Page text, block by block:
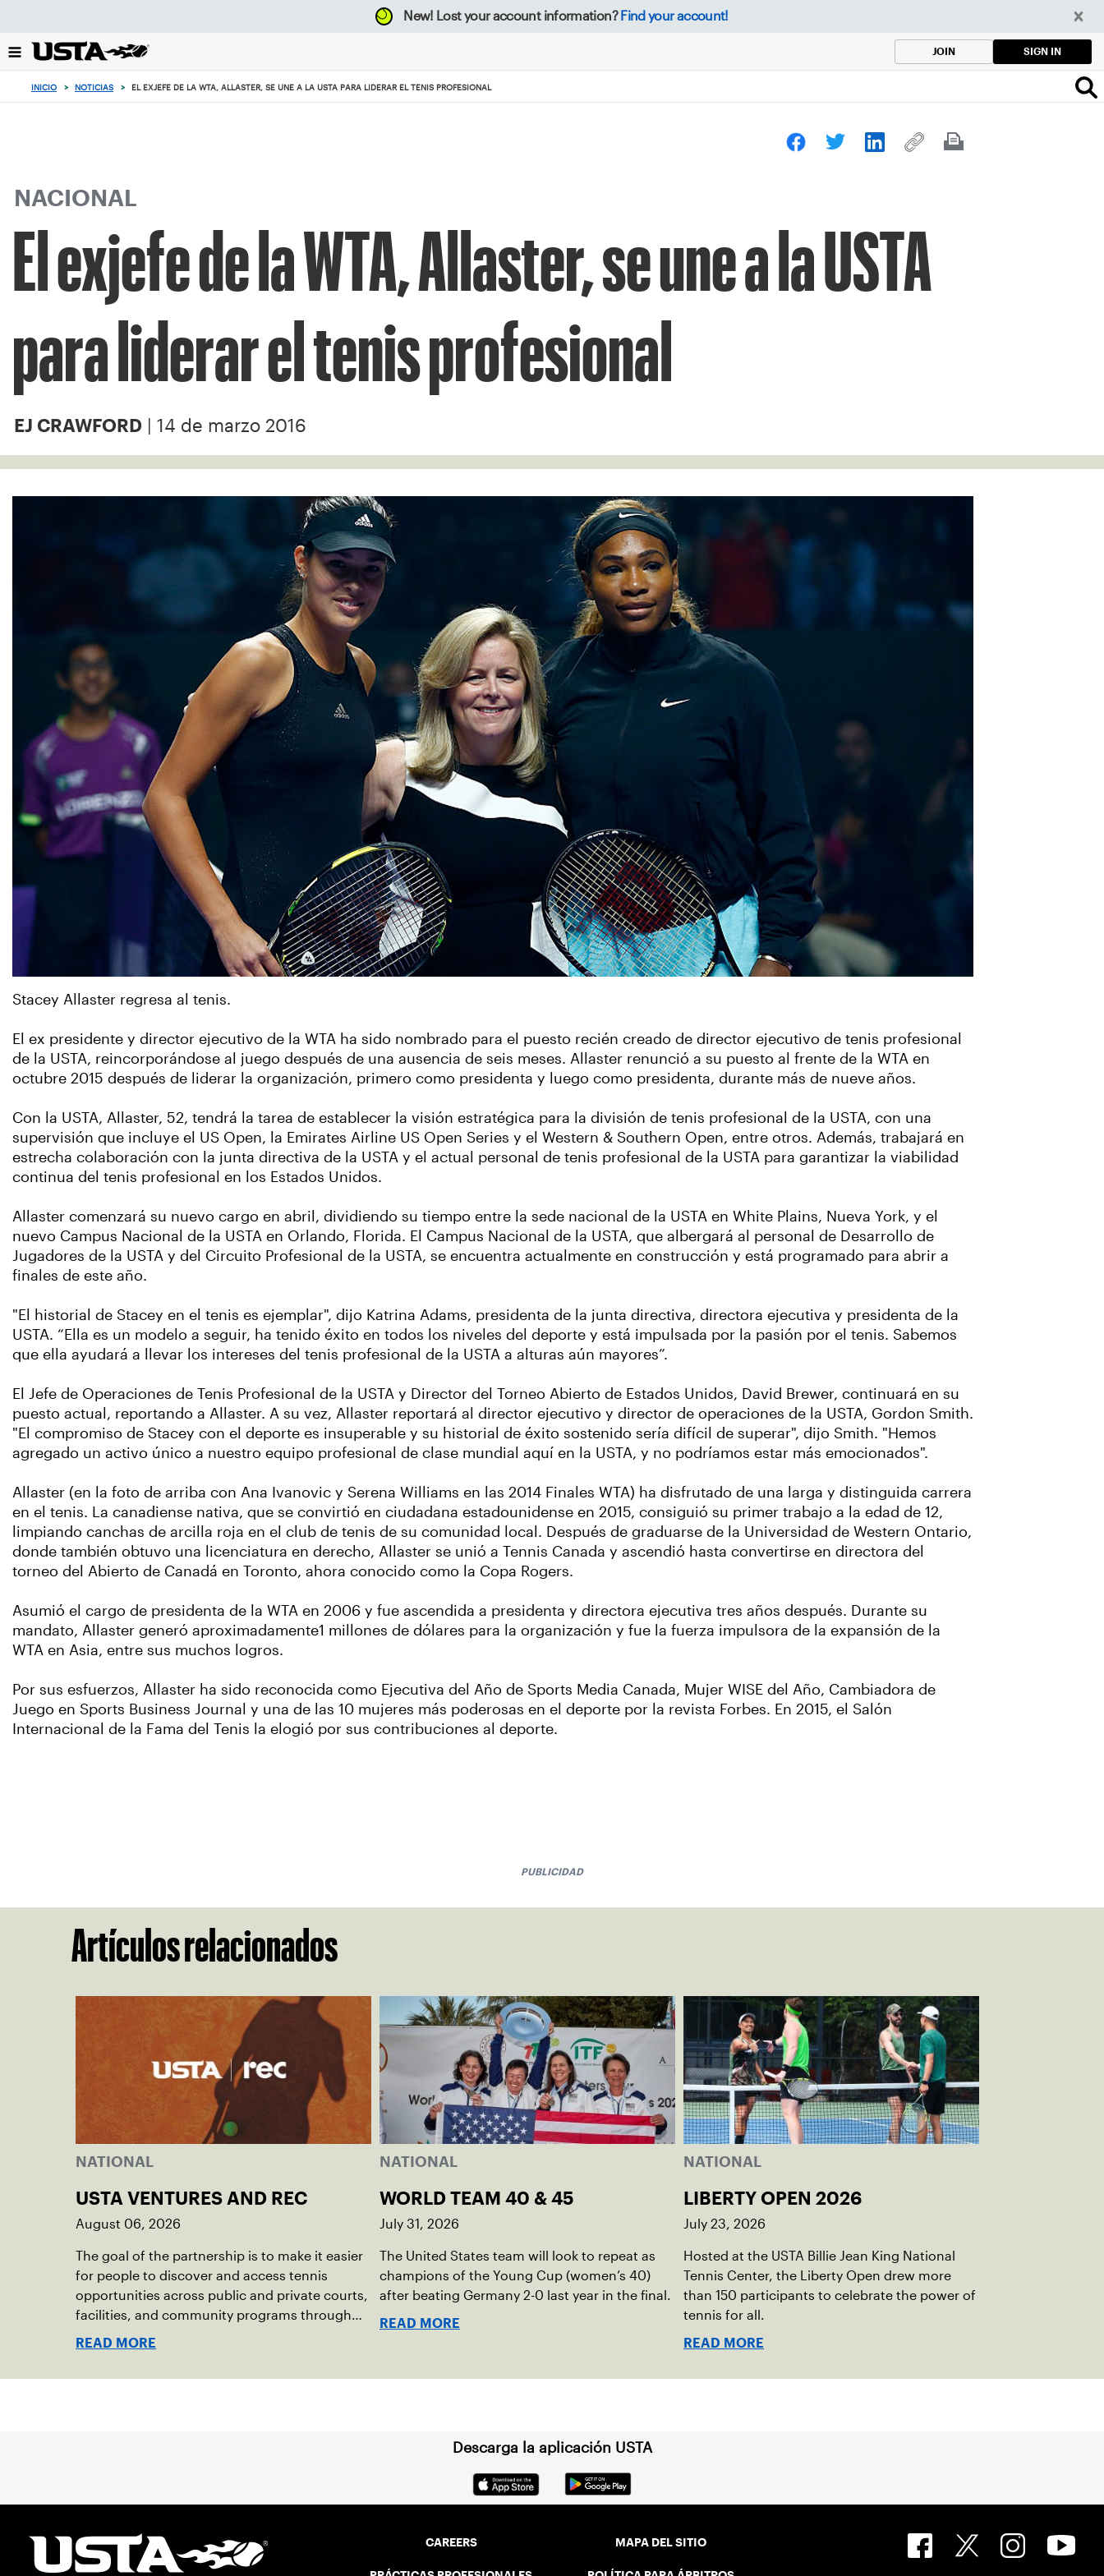
el
botón
New! Lost your account information? Find your account!
JOIN SIGN IN
INICIO > NOTICIAS > EL EXJEFE DE LA WTA, ALLASTER, SE UNE A LA USTA PARA LIDERAR EL TENIS PROFESIONAL
NACIONAL
El exjefe de la WTA, Allaster, se une a la USTA
para liderar el tenis profesional
EJ CRAWFORD | 14 de marzo 2016
Stacey Allaster regresa al tenis.
El ex presidente y director ejecutivo de la WTA ha sido nombrado para el puesto recién creado de director ejecutivo de tenis profesional
de la USTA, reincorporándose al juego después de una ausencia de seis meses. Allaster renunció a su puesto al frente de la WTA en
octubre 2015 después de liderar la organización, primero como presidenta y luego como presidenta, durante más de nueve años.
Con la USTA, Allaster, 52, tendrá la tarea de establecer la visión estratégica para la división de tenis profesional de la USTA, con una
supervisión que incluye el US Open, la Emirates Airline US Open Series y el Western & Southern Open, entre otros. Además, trabajará en
estrecha colaboración con la junta directiva de la USTA y el actual personal de tenis profesional de la USTA para garantizar la viabilidad
continua del tenis profesional en los Estados Unidos.
Allaster comenzará su nuevo cargo en abril, dividiendo su tiempo entre la sede nacional de la USTA en White Plains, Nueva York, y el
nuevo Campus Nacional de la USTA en Orlando, Florida. El Campus Nacional de la USTA, que albergará al personal de Desarrollo de
Jugadores de la USTA y del Circuito Profesional de la USTA, se encuentra actualmente en construcción y está programado para abrir a
finales de este año.
"El historial de Stacey en el tenis es ejemplar", dijo Katrina Adams, presidenta de la junta directiva, directora ejecutiva y presidenta de la
USTA. “Ella es un modelo a seguir, ha tenido éxito en todos los niveles del deporte y está impulsada por la pasión por el tenis. Sabemos
que ella ayudará a llevar los intereses del tenis profesional de la USTA a alturas aún mayores”.
El Jefe de Operaciones de Tenis Profesional de la USTA y Director del Torneo Abierto de Estados Unidos, David Brewer, continuará en su
puesto actual, reportando a Allaster. A su vez, Allaster reportará al director ejecutivo y director de operaciones de la USTA, Gordon Smith.
"El compromiso de Stacey con el deporte es insuperable y su historial de éxito sostenido sería difícil de superar", dijo Smith. "Hemos
agregado un activo único a nuestro equipo profesional de clase mundial aquí en la USTA, y no podríamos estar más emocionados".
Allaster (en la foto de arriba con Ana Ivanovic y Serena Williams en las 2014 Finales WTA) ha disfrutado de una larga y distinguida carrera
en el tenis. La canadiense nativa, que se convirtió en ciudadana estadounidense en 2015, consiguió su primer trabajo a la edad de 12,
limpiando canchas de arcilla roja en el club de tenis de su comunidad local. Después de graduarse de la Universidad de Western Ontario,
donde también obtuvo una licenciatura en derecho, Allaster se unió a Tennis Canada y ascendió hasta convertirse en directora del
torneo del Abierto de Canadá en Toronto, ahora conocido como la Copa Rogers.
Asumió el cargo de presidenta de la WTA en 2006 y fue ascendida a presidenta y directora ejecutiva tres años después. Durante su
mandato, Allaster generó aproximadamente1 millones de dólares para la organización y fue la fuerza impulsora de la expansión de la
WTA en Asia, entre sus muchos logros.
Por sus esfuerzos, Allaster ha sido reconocida como Ejecutiva del Año de Sports Media Canada, Mujer WISE del Año, Cambiadora de
Juego en Sports Business Journal y una de las 10 mujeres más poderosas en el deporte por la revista Forbes. En 2015, el Salón
Internacional de la Fama del Tenis la elogió por sus contribuciones al deporte.
PUBLICIDAD
Artículos relacionados
NATIONAL
USTA VENTURES AND REC
August 06, 2026
The goal of the partnership is to make it easier
for people to discover and access tennis
opportunities across public and private courts,
facilities, and community programs through
one connected network.
READ MORE
NATIONAL
WORLD TEAM 40 & 45
July 31, 2026
The United States team will look to repeat as
champions of the Young Cup (women’s 40)
after beating Germany 2-0 last year in the final.
READ MORE
NATIONAL
LIBERTY OPEN 2026
July 23, 2026
Hosted at the USTA Billie Jean King National
Tennis Center, the Liberty Open drew more
than 150 participants to celebrate the power of
tennis for all.
READ MORE
Descarga la aplicación USTA
CAREERS MAPA DEL SITIO